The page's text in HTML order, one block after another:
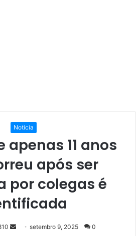
Noticia
apenas 11 anos
após ser
por colegas é
Mandesetembro 9, 2025 0